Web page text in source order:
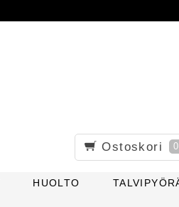
Ostoskori 0
HUOLTO